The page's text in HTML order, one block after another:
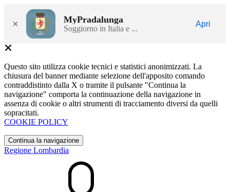
× MyPradalunga
Soggiorno in Italia e ...
Apri
Questo sito utilizza cookie tecnici e statistici anonimizzati. La
chiusura del banner mediante selezione dell'apposito comando
contraddistinto dalla X o tramite il pulsante "Continua la
navigazione" comporta la continuazione della navigazione in
assenza di cookie o altri strumenti di tracciamento diversi da quelli
sopracitati.
COOKIE POLICY
Continua la navigazione
Regione Lombardia